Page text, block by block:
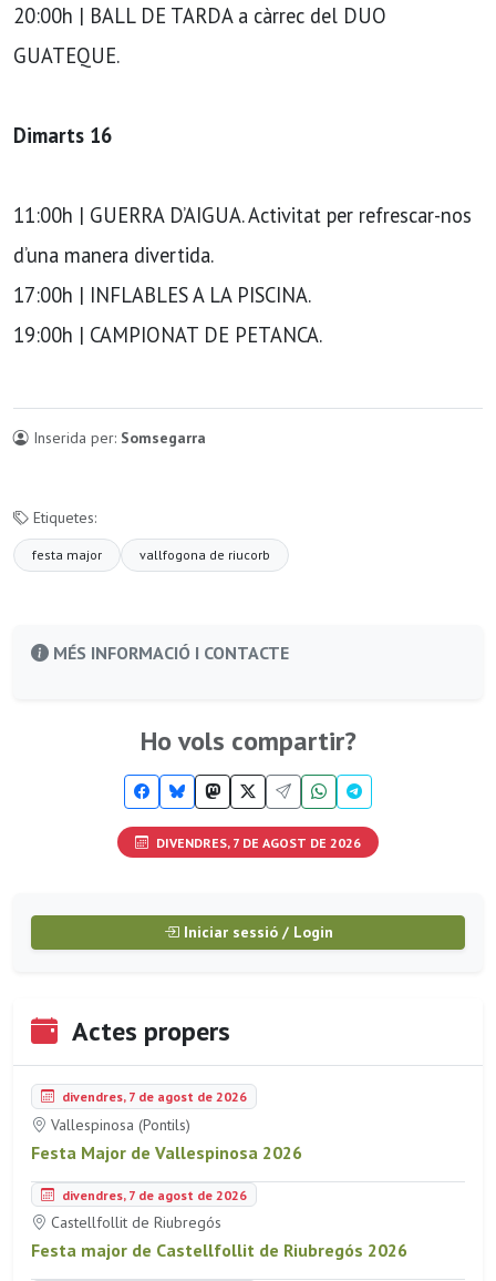
20:00h | BALL DE TARDA a càrrec del DUO
GUATEQUE.
Dimarts 16
11:00h | GUERRA D’AIGUA. Activitat per refrescar-nos
d’una manera divertida.
17:00h | INFLABLES A LA PISCINA.
19:00h | CAMPIONAT DE PETANCA.
Inserida per: Somsegarra
Etiquetes:
festa major vallfogona de riucorb
MÉS INFORMACIÓ I CONTACTE
Ho vols compartir?
DIVENDRES, 7 DE AGOST DE 2026
Iniciar sessió / Login
Actes propers
divendres, 7 de agost de 2026
Vallespinosa (Pontils)
Festa Major de Vallespinosa 2026
divendres, 7 de agost de 2026
Castellfollit de Riubregós
Festa major de Castellfollit de Riubregós 2026